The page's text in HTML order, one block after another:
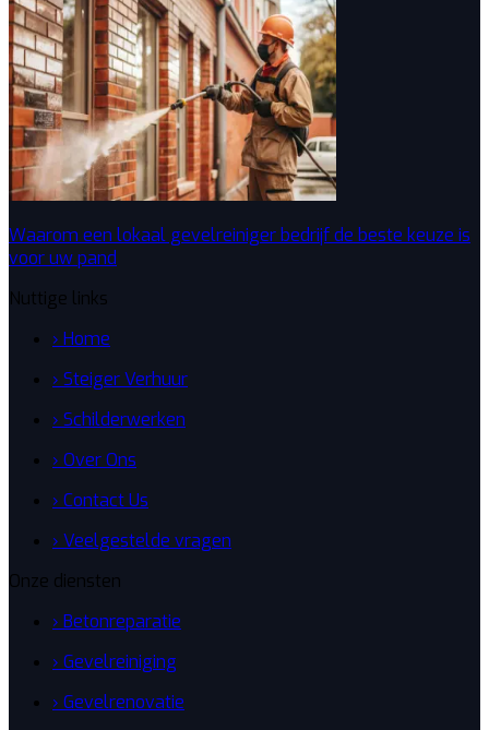
Waarom een lokaal gevelreiniger bedrijf de beste keuze is
voor uw pand
Nuttige links
› Home
› Steiger Verhuur
› Schilderwerken
› Over Ons
› Contact Us
› Veelgestelde vragen
Onze diensten
› Betonreparatie
› Gevelreiniging
› Gevelrenovatie